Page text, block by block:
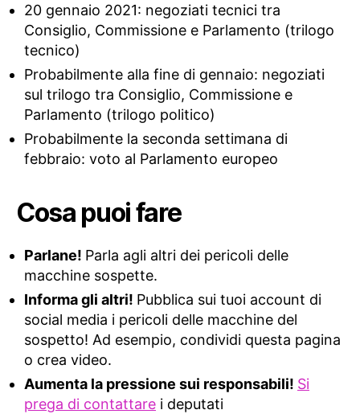
20 gennaio 2021: negoziati tecnici tra
Consiglio, Commissione e Parlamento (trilogo
tecnico)
Probabilmente alla fine di gennaio: negoziati
sul trilogo tra Consiglio, Commissione e
Parlamento (trilogo politico)
Probabilmente la seconda settimana di
febbraio: voto al Parlamento europeo
Cosa puoi fare
Parlane! Parla agli altri dei pericoli delle
macchine sospette.
Informa gli altri! Pubblica sui tuoi account di
social media i pericoli delle macchine del
sospetto! Ad esempio, condividi questa pagina
o crea video.
Aumenta la pressione sui responsabili! Si
prega di contattare i deputati